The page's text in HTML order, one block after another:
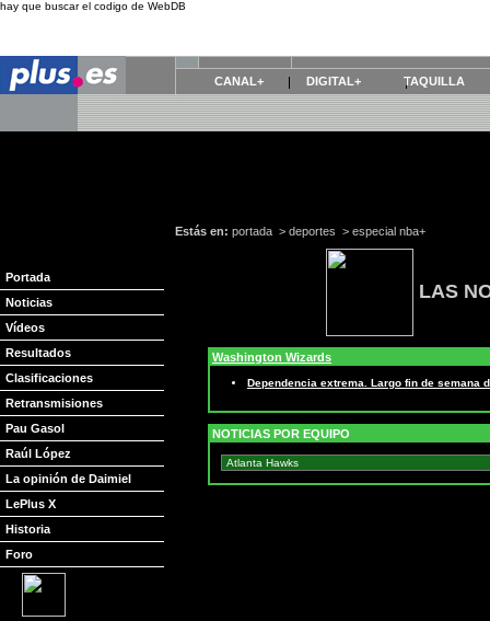
hay que buscar el codigo de WebDB
CANAL+ DIGITAL+ TAQUILLA
Portada
Noticias
Vídeos
Resultados
Clasificaciones
Retransmisiones
Pau Gasol
Raúl López
La opinión de Daimiel
LePlus X
Historia
Foro
Estás en: portada > deportes > especial nba+
LAS
Washington Wizards
Dependencia extrema. Largo fin de semana
NOTICIAS POR EQUIPO